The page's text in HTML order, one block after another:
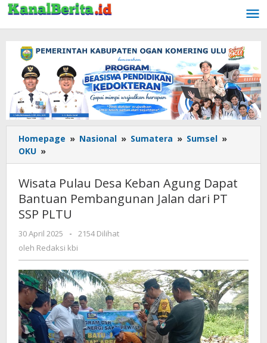
Lewati
ke
konten
Homepage » Nasional » Sumatera » Sumsel »
OKU »
Pulau
Keban
Agung
Dapat
Pembangunan
Jalan
dari
PT
SSP
PLTU
Wisata Pulau Desa Keban Agung Dapat
Bantuan Pembangunan Jalan dari PT
SSP PLTU
30 April 2025
oleh
Redaksi
-
2154 Dilihat
oleh Redaksi kbi